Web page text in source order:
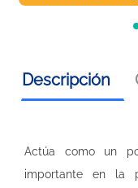
Descripción
Actúa como un
importante en la